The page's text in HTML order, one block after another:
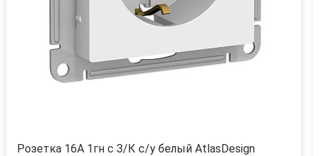
Розетка 16А 1гн с З/К с/у белый AtlasDesign